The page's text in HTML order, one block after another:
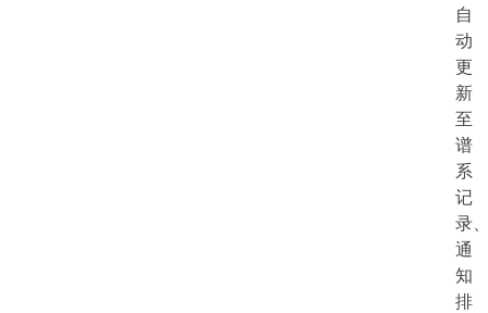
自
动
更
新
至
谱
系
记
录
通
知
排